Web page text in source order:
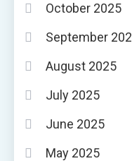
October 2025
September
August 2025
July 2025
June 2025
May 2025